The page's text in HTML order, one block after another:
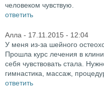
человеком чувствую.
ответить
Алла - 17.11.2015 - 12:04
У меня из-за шейного
Прошла курс лечения в
себя чувствовать стала.
гимнастика, массаж,
ответить